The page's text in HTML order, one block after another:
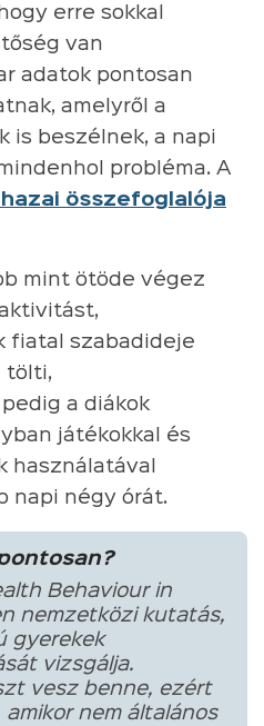
erre sokkal
van
adatok pontosan
amelyről a
is beszélnek, a napi
probléma. A
hazai összefoglalója
mint ötöde végez
fiatal szabadideje
tölti,
a diákok
játékokkal és
használatával
napi négy órát.
Behaviour in
nemzetközi kutatás,
gyerekek
vizsgálja.
vesz benne, ezért
nem általános